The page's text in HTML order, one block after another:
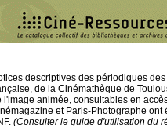
descriptives des périodiques
de la Cinémathèque de
l'image animée, consultables en
et Paris-Photographe
(Consulter le guide d'utilisation du